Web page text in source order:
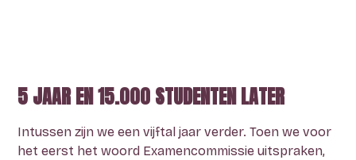
5 JAAR EN 15.000 STUDENTEN LATER
Intussen zijn we een vijftal jaar verder. Toen we voor
het eerst het woord Examencommissie uitspraken,